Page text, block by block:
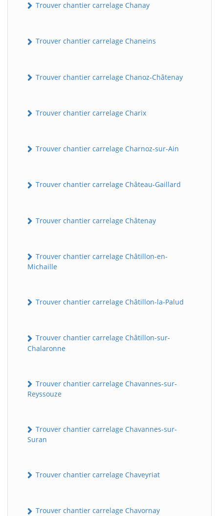
Trouver chantier carrelage Chanay
Trouver chantier carrelage Chaneins
Trouver chantier carrelage Chanoz-Châtenay
Trouver chantier carrelage Charix
Trouver chantier carrelage Charnoz-sur-Ain
Trouver chantier carrelage Château-Gaillard
Trouver chantier carrelage Châtenay
Trouver chantier carrelage Châtillon-en-
Michaille
Trouver chantier carrelage Châtillon-la-Palud
Trouver chantier carrelage Châtillon-sur-
Chalaronne
Trouver chantier carrelage Chavannes-sur-
Reyssouze
Trouver chantier carrelage Chavannes-sur-
Suran
Trouver chantier carrelage Chaveyriat
Trouver chantier carrelage Chavornay